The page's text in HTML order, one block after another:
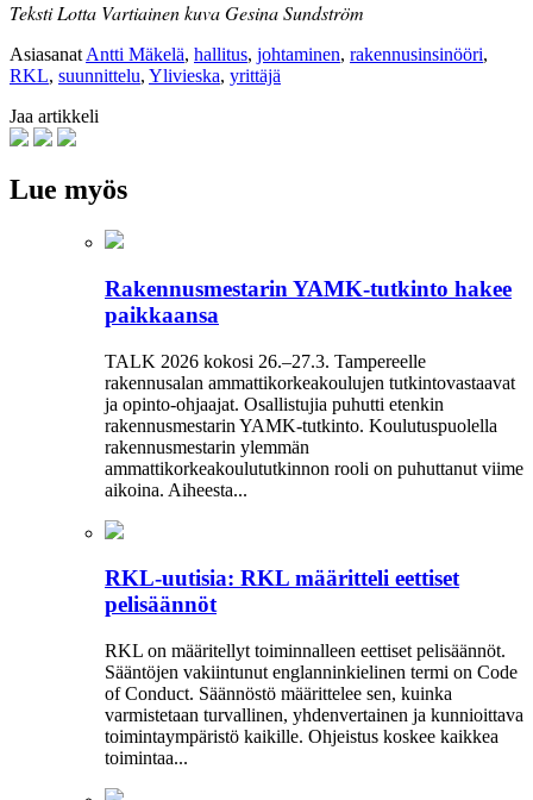
Teksti Lotta Vartiainen kuva Gesina Sundström
Asiasanat Antti Mäkelä, hallitus, johtaminen, rakennusinsinööri,
RKL, suunnittelu, Ylivieska, yrittäjä
Jaa artikkeli
Lue myös
Rakennusmestarin YAMK-tutkinto hakee
paikkaansa
TALK 2026 kokosi 26.–27.3. Tampereelle
rakennusalan ammattikorkeakoulujen tutkintovastaavat
ja opinto-ohjaajat. Osallistujia puhutti etenkin
rakennusmestarin YAMK-tutkinto. Koulutuspuolella
rakennusmestarin ylemmän
ammattikorkeakoulututkinnon rooli on puhuttanut viime
­aikoina. ­Aiheesta...
RKL-uutisia: RKL määritteli eettiset
pelisäännöt
RKL on määritellyt toiminnalleen eettiset peli­säännöt.
Sääntöjen vakiintunut englanninkielinen termi on Code
of Conduct. Säännöstö määrittelee sen, kuinka
varmistetaan turvallinen, yhdenvertainen ja kun­nioittava
toimintaympäristö kaikille. Ohjeistus koskee kaikkea
toimintaa...